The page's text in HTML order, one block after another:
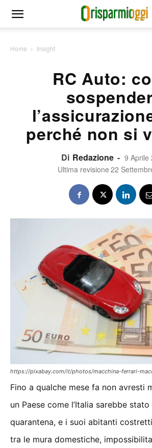
Home Insight
RC Auto:
perché non si
Di Redazione - 9 Aprile
Ultima revisione 22
https://pixabay.com/it/photos/macchina-ferrari-
Fino a qualche mese fa non avresti
un Paese come l’Italia sarebbe
quarantena, e i suoi abitanti
tra le mura domestiche,